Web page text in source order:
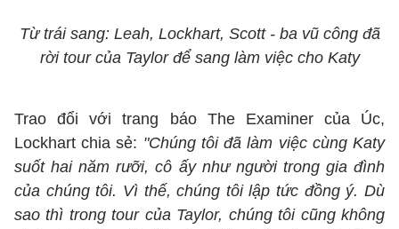
Từ trái sang: Leah, Lockhart, Scott - ba vũ công đã
rời tour của Taylor để sang làm việc cho Katy
Trao đổi với trang báo The Examiner của Úc,
Lockhart chia sẻ: "Chúng tôi đã làm việc cùng Katy
suốt hai năm rưỡi, cô ấy như người trong gia đình
của chúng tôi. Vì thế, chúng tôi lập tức đồng ý. Dù
sao thì trong tour của Taylor, chúng tôi cũng không